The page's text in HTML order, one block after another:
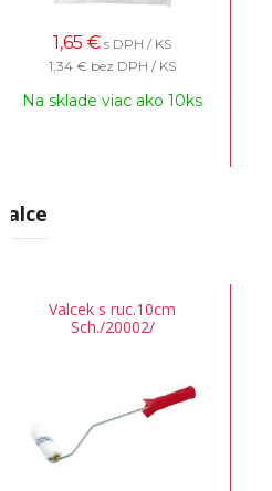
1,65 € s DPH / KS
1,34 € bez DPH / KS
Na sklade viac ako 10ks
Valcek s ruc.10cm
Sch./20002/